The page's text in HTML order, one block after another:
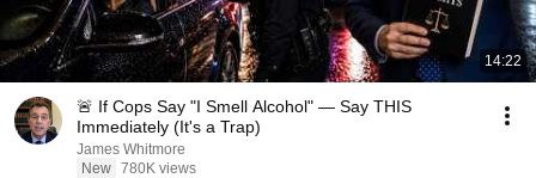
14:22
🚨 If Cops Say "I Smell Alcohol" — Say THIS
Immediately (It's a Trap)
James Whitmore
New 780K views